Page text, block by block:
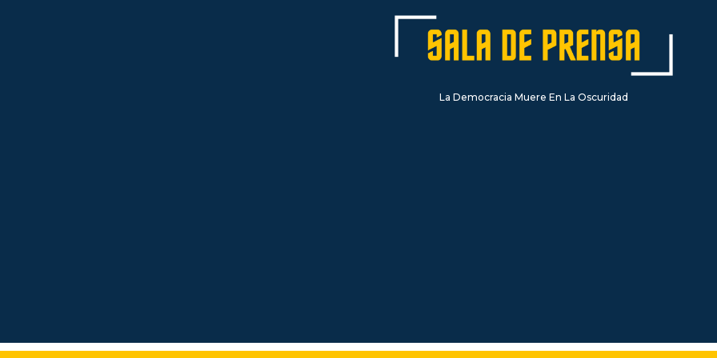
La Democracia Muere En La Oscuridad